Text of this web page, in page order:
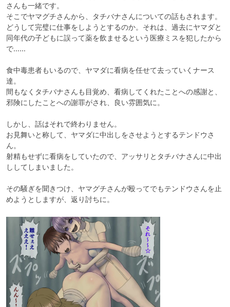
さんも一緒です。
そこでヤマグチさんから、タチバナさんについての話もされます。
どうして完璧に仕事をしようとするのか。それは、過去にヤマダと
同年代の子どもに誤って薬を飲ませるという医療ミスを犯したから
で……
食中毒患者もいるので、ヤマダに看病を任せて去っていくナース
達。
間もなくタチバナさんも目覚め、看病してくれたことへの感謝と、
邪険にしたことへの謝罪がされ、良い雰囲気に。
しかし、話はそれで終わりません。
お見舞いと称して、ヤマダに中出しをさせようとするテンドウさ
ん。
射精もせずに看病をしていたので、アッサリとタチバナさんに中出
ししてしまいました。
その騒ぎを聞きつけ、ヤマグチさんが殴ってでもテンドウさんを止
めようとしますが、返り討ちに。